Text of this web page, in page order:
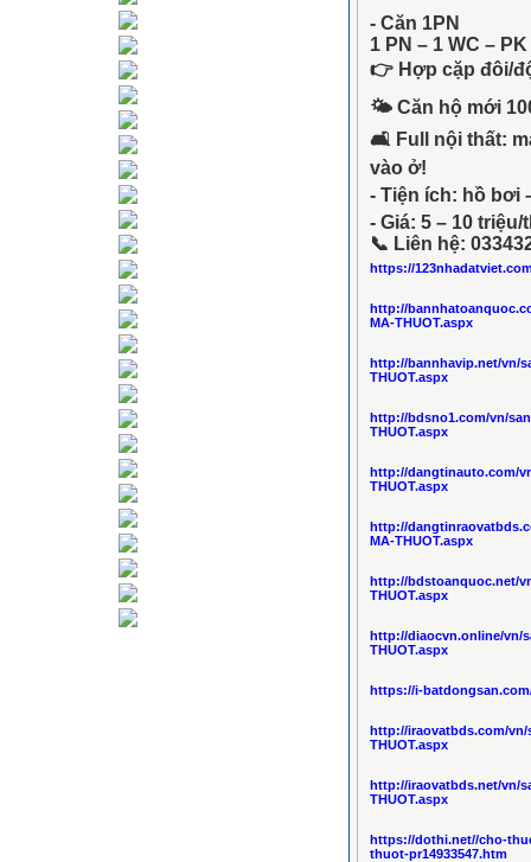
- Căn 1PN
1 PN – 1 WC –
👉 Hợp cặp đôi/
🌤 Căn hộ mới
🛋 Full nội thất:
vào ở!
- Tiện ích: hồ bơi
- Giá: 5 – 10
📞 Liên hệ:
https://
http://
MA-THUOT.aspx
http://bannhavip.net/vn/
THUOT.aspx
http://bdsno1.com/vn/
THUOT.aspx
http://dangtinauto.com/
THUOT.aspx
http://
MA-THUOT.aspx
http://bdstoanquoc.net/
THUOT.aspx
http://diaocvn.online/vn/
THUOT.aspx
https://i-
http://iraovatbds.com/vn/
THUOT.aspx
http://iraovatbds.net/vn/
THUOT.aspx
https://dothi.net//cho-
thuot-pr14933547.htm